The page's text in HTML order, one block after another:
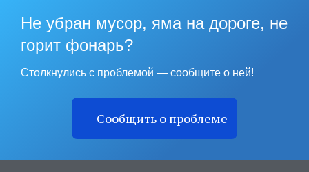
Не убран мусор, яма на дороге, не
горит фонарь?
Столкнулись с проблемой — сообщите о ней!
Сообщить о проблеме